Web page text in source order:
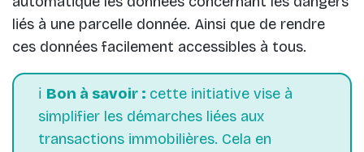
liés à une parcelle donnée. Ainsi que de rendre
ces données facilement accessibles à tous.
ℹ️ Bon à savoir : cette initiative vise à
simplifier les démarches liées aux
transactions immobilières. Cela en